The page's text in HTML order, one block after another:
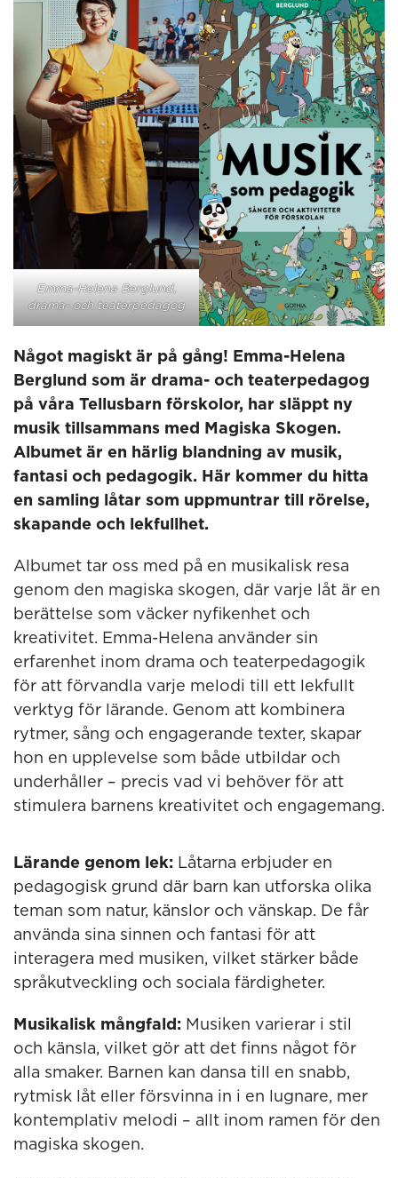
Emma-Helena Berglund,
drama- och teaterpedagog
Något magiskt är på gång! Emma-Helena
Berglund som är drama- och teaterpedagog
på våra Tellusbarn förskolor, har släppt ny
musik tillsammans med Magiska Skogen.
Albumet är en härlig blandning av musik,
fantasi och pedagogik. Här kommer du hitta
en samling låtar som uppmuntrar till rörelse,
skapande och lekfullhet.
Albumet tar oss med på en musikalisk resa
genom den magiska skogen, där varje låt är en
berättelse som väcker nyfikenhet och
kreativitet. Emma-Helena använder sin
erfarenhet inom drama och teaterpedagogik
för att förvandla varje melodi till ett lekfullt
verktyg för lärande. Genom att kombinera
rytmer, sång och engagerande texter, skapar
hon en upplevelse som både utbildar och
underhåller – precis vad vi behöver för att
stimulera barnens kreativitet och engagemang.
Lärande genom lek: Låtarna erbjuder en
pedagogisk grund där barn kan utforska olika
teman som natur, känslor och vänskap. De får
använda sina sinnen och fantasi för att
interagera med musiken, vilket stärker både
språkutveckling och sociala färdigheter.
Musikalisk mångfald: Musiken varierar i stil
och känsla, vilket gör att det finns något för
alla smaker. Barnen kan dansa till en snabb,
rytmisk låt eller försvinna in i en lugnare, mer
kontemplativ melodi – allt inom ramen för den
magiska skogen.